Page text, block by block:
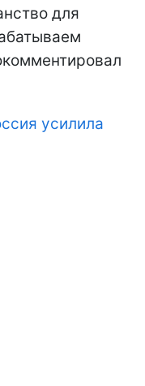
для
усилила